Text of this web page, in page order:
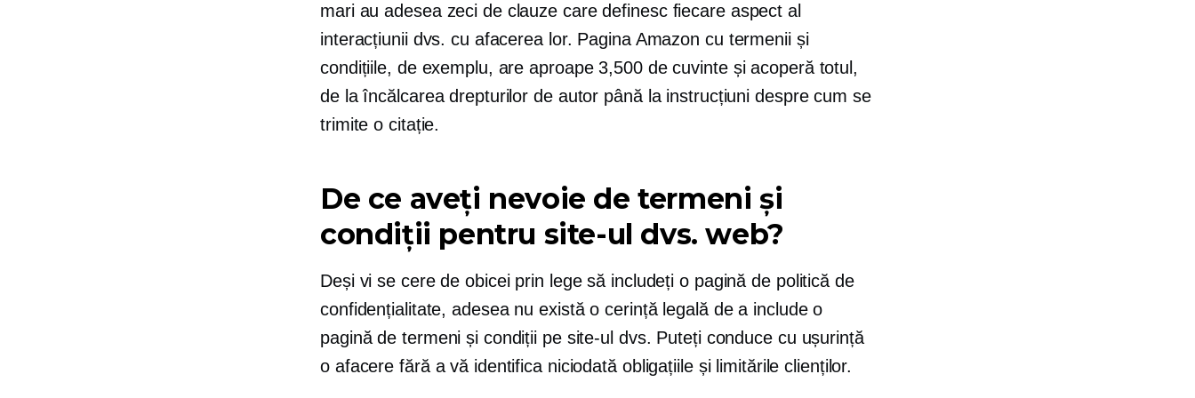
mari au adesea zeci de clauze care definesc fiecare aspect al
interacțiunii dvs. cu afacerea lor. Pagina Amazon cu termenii și
condițiile, de exemplu, are aproape 3,500 de cuvinte și acoperă totul,
de la încălcarea drepturilor de autor până la instrucțiuni despre cum se
trimite o citație.
De ce aveți nevoie de termeni și
condiții pentru site-ul dvs. web?
Deși vi se cere de obicei prin lege să includeți o pagină de politică de
confidențialitate, adesea nu există o cerință legală de a include o
pagină de termeni și condiții pe site-ul dvs. Puteți conduce cu ușurință
o afacere fără a vă identifica niciodată obligațiile și limitările clienților.